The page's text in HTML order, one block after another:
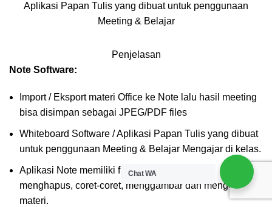
Aplikasi Papan Tulis yang dibuat untuk penggunaan
Meeting & Belajar
Penjelasan
Note Software:
Import / Eksport materi Office ke Note lalu hasil meeting
bisa disimpan sebagai JPEG/PDF files
Whiteboard Software / Aplikasi Papan Tulis yang dibuat
untuk penggunaan Meeting & Belajar Mengajar di kelas.
Aplikasi Note memiliki fungsi untuk menulis,
menghapus, coret-coret, menggambar dan mengecilkan
materi.
Chat WA